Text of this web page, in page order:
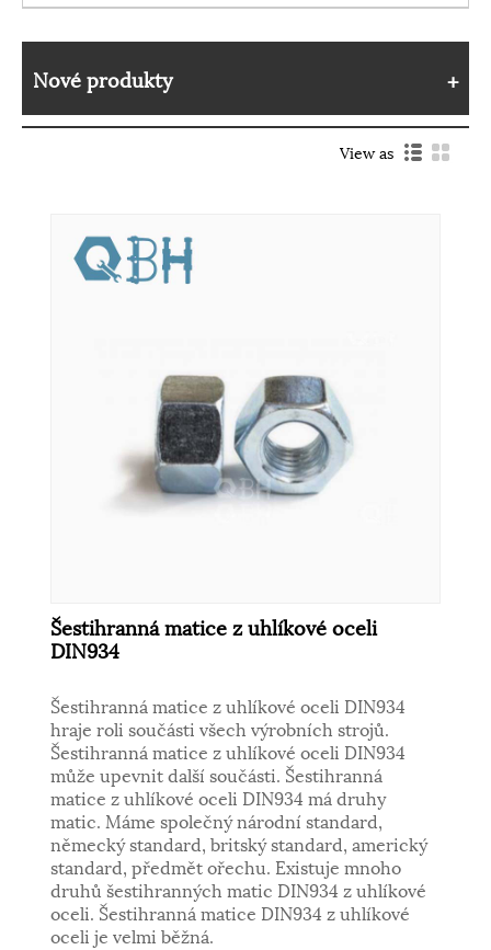
Nové produkty
View as
Šestihranná matice z uhlíkové oceli
DIN934
Šestihranná matice z uhlíkové oceli DIN934
hraje roli součásti všech výrobních strojů.
Šestihranná matice z uhlíkové oceli DIN934
může upevnit další součásti. Šestihranná
matice z uhlíkové oceli DIN934 má druhy
matic. Máme společný národní standard,
německý standard, britský standard, americký
standard, předmět ořechu. Existuje mnoho
druhů šestihranných matic DIN934 z uhlíkové
oceli. Šestihranná matice DIN934 z uhlíkové
oceli je velmi běžná.